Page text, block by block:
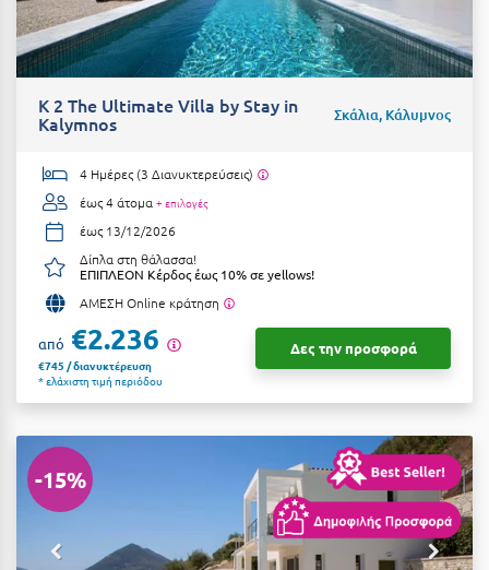
Χ
Χαλκίδα
Χανιά
Χερσόνησος
Χερσόνησος Άθως
Χίος
Χράνοι Μεσσηνίας
Ψ
Ψαθόπυργος
K 2 The Ultimate Villa by Stay in
Kalymnos Σκάλια, Κάλυμνος
4 Ημέρες (3 Διανυκτερεύσεις)
έως 4 άτομα + επιλογές
έως 13/12/2026
Δίπλα στη θάλασσα!
ΕΠΙΠΛΕΟΝ Κέρδος έως 10% σε yellows!
ΑΜΕΣΗ Online κράτηση
από €2.236
€745 / διανυκτέρευση
* ελάχιστη τιμή περιόδου
Δες την προσφορά
-15%